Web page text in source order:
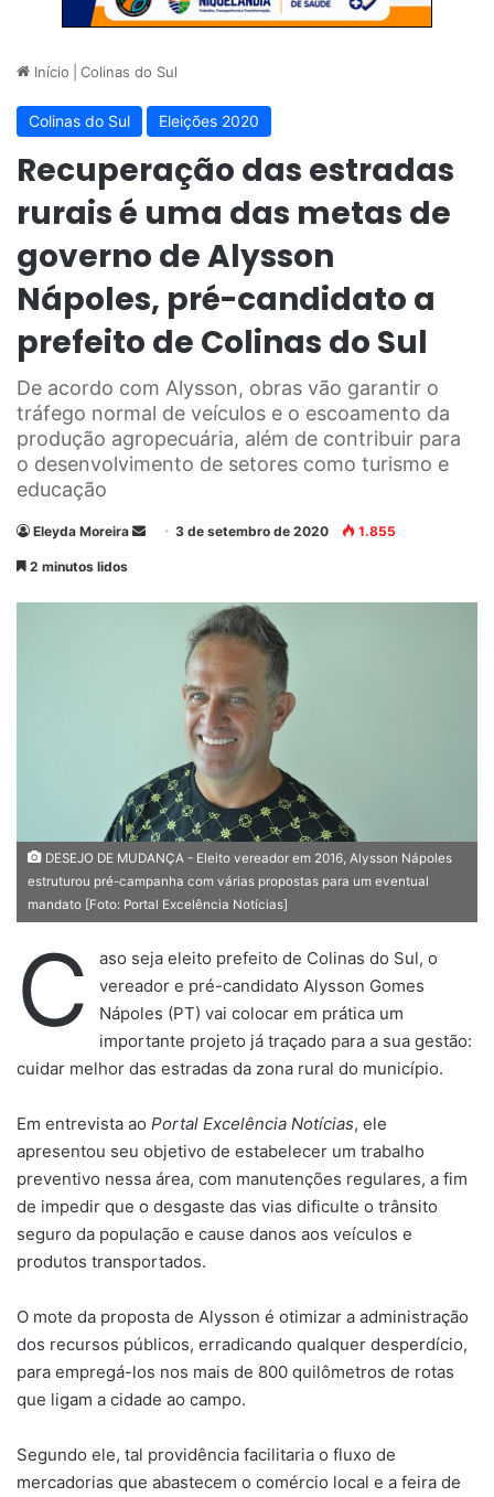
Início Colinas do Sul
Colinas do Sul Eleições 2020
Recuperação das estradas
rurais é uma das metas de
governo de Alysson
Nápoles, pré-candidato a
prefeito de Colinas do Sul
De acordo com Alysson, obras vão garantir o
tráfego normal de veículos e o escoamento da
produção agropecuária, além de contribuir para
o desenvolvimento de setores como turismo e
educação
Eleyda Moreira
a
i
3 de setembro de 2020 1.855
2 minutos lidos
DESEJO DE MUDANÇA - Eleito vereador em 2016, Alysson Nápoles
estruturou pré-campanha com várias propostas para um eventual
mandato [Foto: Portal Excelência Notícias]
C
aso seja eleito prefeito de Colinas do Sul, o
vereador e pré-candidato Alysson Gomes
Nápoles (PT) vai colocar em prática um
importante projeto já traçado para a sua gestão:
cuidar melhor das estradas da zona rural do município.
Em entrevista ao Portal Excelência Notícias, ele
apresentou seu objetivo de estabelecer um trabalho
preventivo nessa área, com manutenções regulares, a fim
de impedir que o desgaste das vias dificulte o trânsito
seguro da população e cause danos aos veículos e
produtos transportados.
O mote da proposta de Alysson é otimizar a administração
dos recursos públicos, erradicando qualquer desperdício,
para empregá-los nos mais de 800 quilômetros de rotas
que ligam a cidade ao campo.
Segundo ele, tal providência facilitaria o fluxo de
mercadorias que abastecem o comércio local e a feira de